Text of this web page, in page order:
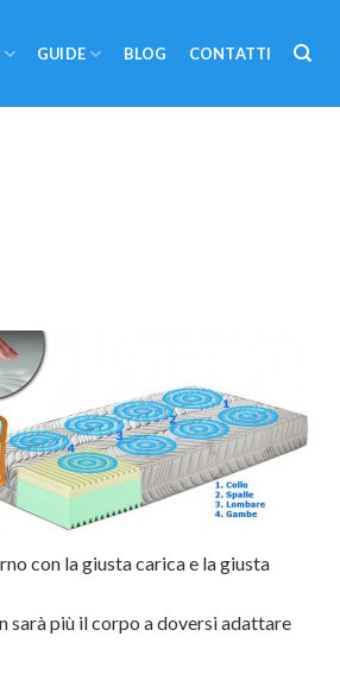
GUIDE BLOG CONTATTI
con la giusta carica e la giusta
sarà più il corpo a doversi adattare